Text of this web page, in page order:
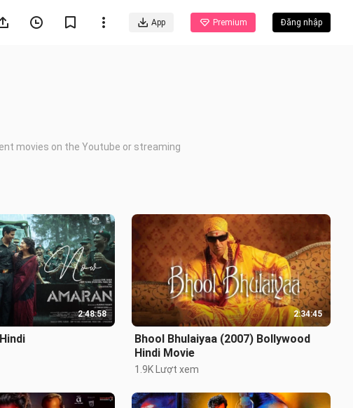
App Premium Đăng nhập
movies on the Youtube or streaming
2:48:58 2:34:45
Bhool Bhulaiyaa (2007) Bollywood
Hindi Movie
1.9K Lượt xem